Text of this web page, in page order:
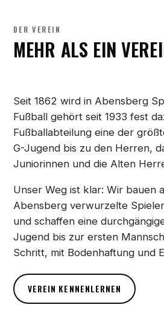
DER VEREIN
MEHR ALS EIN
Seit 1862 wird in Abensberg
Fußball gehört seit 1933 fest
Fußballabteilung eine der
G-Jugend bis zu den Herren,
Juniorinnen und die Alten
Unser Weg ist klar: Wir bauen
Abensberg verwurzelte
und schaffen eine
Jugend bis zur ersten
Schritt, mit Bodenhaftung und
VEREIN KENNENLERNEN